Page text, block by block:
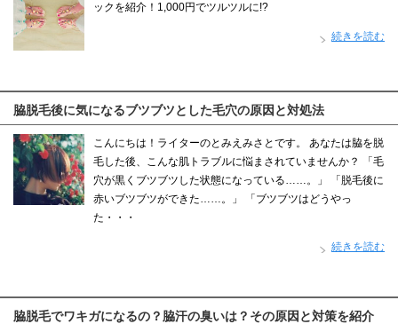
ックを紹介！1,000円でツルツルに!?
続きを読む
脇脱毛後に気になるブツブツとした毛穴の原因と対処法
こんにちは！ライターのとみえみさとです。 あなたは脇を脱
毛した後、こんな肌トラブルに悩まされていませんか？ 「毛
穴が黒くブツブツした状態になっている……。」 「脱毛後に
赤いブツブツができた……。」 「ブツブツはどうやっ
た・・・
続きを読む
脇脱毛でワキガになるの？脇汗の臭いは？その原因と対策を紹介